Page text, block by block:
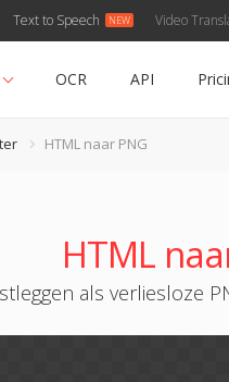
Text to Speech Video
OCR API
HTML naar PNG
HTML
als verliesloze